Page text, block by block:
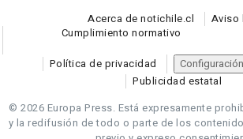
Acerca de notichile.cl
Aviso
Cumplimiento normativo
Política de privacidad
Publicidad estatal
© 2026 Europa Press. Está expresamente
y la redifusión de todo o parte de los